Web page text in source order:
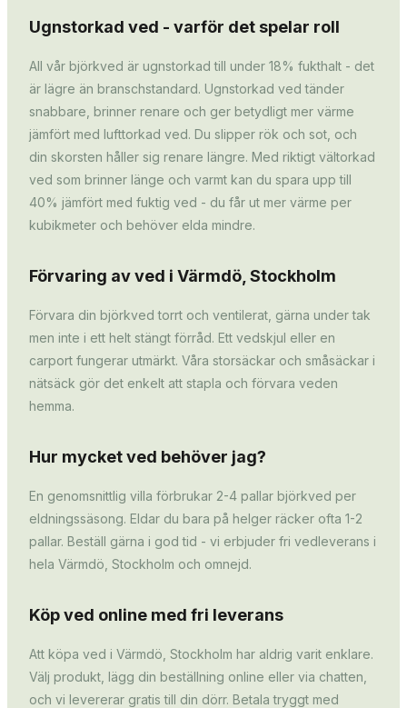
Ugnstorkad ved - varför det spelar roll
All vår björkved är ugnstorkad till under 18% fukthalt - det
är lägre än branschstandard. Ugnstorkad ved tänder
snabbare, brinner renare och ger betydligt mer värme
jämfört med lufttorkad ved. Du slipper rök och sot, och
din skorsten håller sig renare längre. Med riktigt vältorkad
ved som brinner länge och varmt kan du spara upp till
40% jämfört med fuktig ved - du får ut mer värme per
kubikmeter och behöver elda mindre.
Förvaring av ved i Värmdö, Stockholm
Förvara din björkved torrt och ventilerat, gärna under tak
men inte i ett helt stängt förråd. Ett vedskjul eller en
carport fungerar utmärkt. Våra storsäckar och småsäckar i
nätsäck gör det enkelt att stapla och förvara veden
hemma.
Hur mycket ved behöver jag?
En genomsnittlig villa förbrukar 2-4 pallar björkved per
eldningssäsong. Eldar du bara på helger räcker ofta 1-2
pallar. Beställ gärna i god tid - vi erbjuder fri vedleverans i
hela Värmdö, Stockholm och omnejd.
Köp ved online med fri leverans
Att köpa ved i Värmdö, Stockholm har aldrig varit enklare.
Välj produkt, lägg din beställning online eller via chatten,
och vi levererar gratis till din dörr. Betala tryggt med